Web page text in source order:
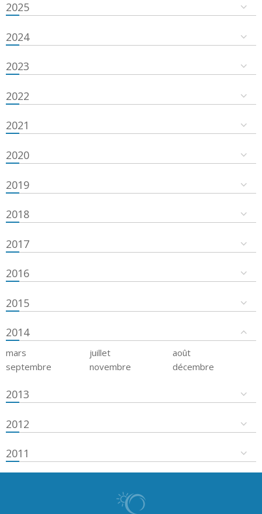
2025
2024
2023
2022
2021
2020
2019
2018
2017
2016
2015
2014
mars juillet
août
septembre
novembre décembre
2013
2012
2011